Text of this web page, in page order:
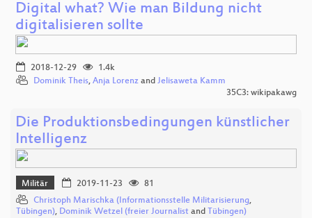
Digital what? Wie man Bildung nicht
digitalisieren sollte
2018-12-29
1.4k
Dominik Theis, Anja Lorenz and Jelisaweta Kamm
35C3: wikipakawg
Die Produktionsbedingungen künstlicher
Intelligenz
Militär 2019-11-23
81
Christoph Marischka (Informationsstelle Militarisierung,
Tübingen), Dominik Wetzel (freier Journalist and Tübingen)